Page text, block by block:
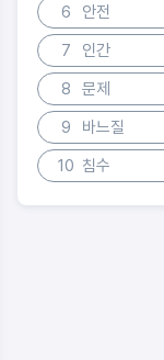
6
안전
7
인간
8
문제
9
바느질
10 침수